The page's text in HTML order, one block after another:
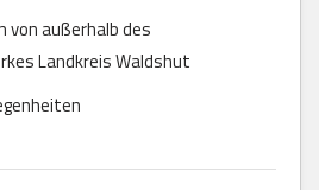
von außerhalb des
Landkreis Waldshut